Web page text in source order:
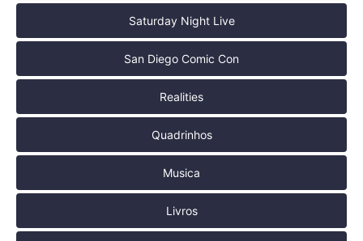
Saturday Night Live
San Diego Comic Con
Realities
Quadrinhos
Musica
Livros